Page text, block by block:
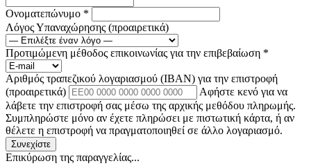
Ονοματεπώνυμο *
Λόγος Υπαναχώρησης (προαιρετικά)
Προτιμώμενη μέθοδος επικοινωνίας για την επιβεβαίωση *
Αριθμός τραπεζικού λογαριασμού (IBAN) για την επιστροφή
(προαιρετικά)
Αφήστε κενό για να
λάβετε την επιστροφή σας μέσω της αρχικής μεθόδου πληρωμής.
Συμπληρώστε μόνο αν έχετε πληρώσει με πιστωτική κάρτα, ή αν
θέλετε η επιστροφή να πραγματοποιηθεί σε άλλο λογαριασμό.
Συνεχίστε
Επικύρωση της παραγγελίας...